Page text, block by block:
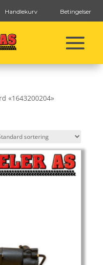
Handlekurv Betingelser
«1643200204»